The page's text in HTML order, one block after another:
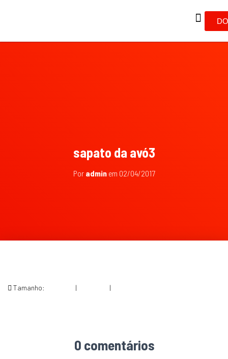
sapato da avó3
Por adminem 02/04/2017
Tamanho: | |
0 comentários